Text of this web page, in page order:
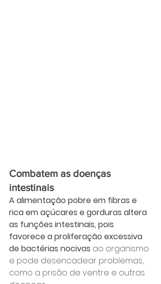
Combatem as doenças
intestinais
A alimentação pobre em fibras e
rica em açúcares e gorduras altera
as funções intestinais, pois
favorece a proliferação excessiva
de bactérias nocivas ao organismo
e pode desencadear problemas,
como a prisão de ventre e outras